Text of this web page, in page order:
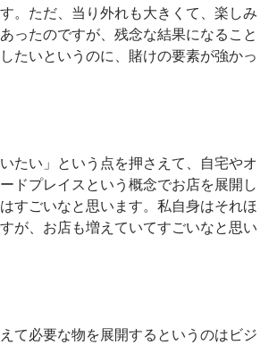
。ただ、当り外れも大きくて、楽しみ
ったのですが、残念な結果になること
たいというのに、賭けの要素が強かっ
たい」という点を押さえて、自宅やオ
ドプレイスという概念でお店を展開し
すごいなと思います。私自身はそれほ
が、お店も増えていてすごいなと思い
て必要な物を展開するというのはビジ